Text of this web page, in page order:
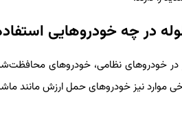
در چه خودروهایی
در خودروهای نظامی، خودروهای
موارد نیز خودروهای حمل ارزش مانند